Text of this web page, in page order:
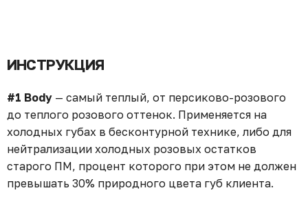
ИНСТРУКЦИЯ
#1 Body — самый теплый, от персиково-розового
до теплого розового оттенок. Применяется на
холодных губах в беcконтурной технике, либо для
нейтрализации холодных розовых остатков
старого ПМ, процент которого при этом не должен
превышать 30% природного цвета губ клиента.⁣⁣